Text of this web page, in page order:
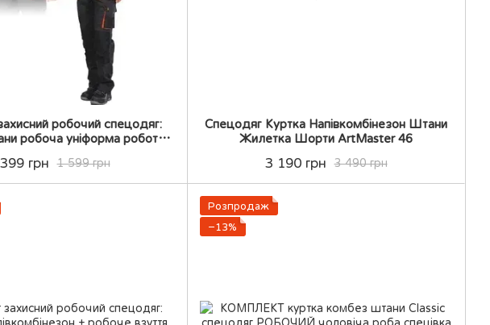
робочий спецодяг:
робоча уніформа робота
1 599 грн
грн
Спецодяг Куртка Напівкомбінезон Штани
Жилетка Шорти ArtMaster 46
3 490 грн
3 190 грн
Розпродаж
−13%